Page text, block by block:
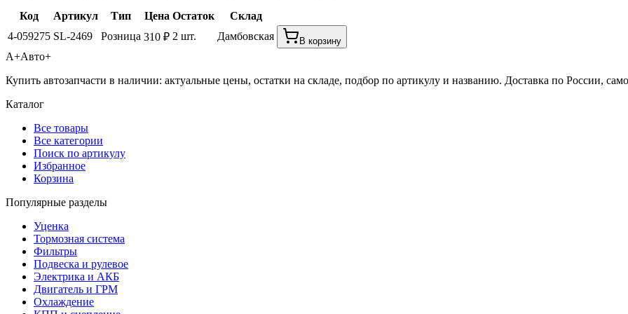
Код Артикул Тип Цена Остаток
Склад
4-059275 SL-2469 Розница 310 ₽ 2 шт. Дамбовская В корзину
А+Авто+
Купить автозапчасти в наличии: актуальные цены, остатки на складе, подбор по артикулу и названию. Доставка по России,
Каталог
Все товары
Все категории
Поиск по артикулу
Избранное
Корзина
Популярные разделы
Уценка
Тормозная система
Фильтры
Подвеска и рулевое
Электрика и АКБ
Двигатель и ГРМ
Охлаждение